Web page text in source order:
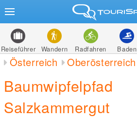
Reiseführer Wandern Radfahren Baden
Österreich Oberösterreich
Baumwipfelpfad
Salzkammergut